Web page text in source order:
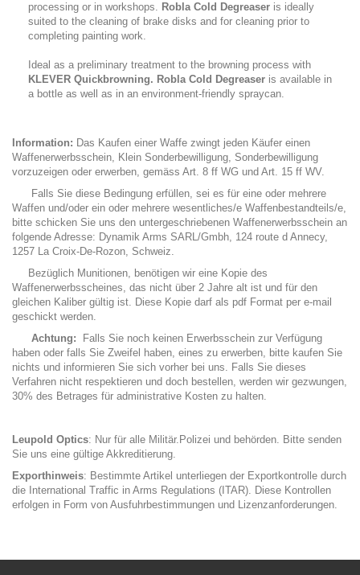
processing or in workshops. Robla Cold Degreaser is ideally
suited to the cleaning of brake disks and for cleaning prior to
completing painting work.
Ideal as a preliminary treatment to the browning process with
KLEVER Quickbrowning. Robla Cold Degreaser is available in
a bottle as well as in an environment-friendly spraycan.
Information: Das Kaufen einer Waffe zwingt jeden Käufer einen
Waffenerwerbsschein, Klein Sonderbewilligung, Sonderbewilligung
vorzuzeigen oder erwerben, gemäss Art. 8 ff WG und Art. 15 ff WV.
Falls Sie diese Bedingung erfüllen, sei es für eine oder mehrere
Waffen und/oder ein oder mehrere wesentliches/e Waffenbestandteils/e,
bitte schicken Sie uns den untergeschriebenen Waffenerwerbsschein an
folgende Adresse: Dynamik Arms SARL/Gmbh, 124 route d Annecy,
1257 La Croix-De-Rozon, Schweiz.
Bezüglich Munitionen, benötigen wir eine Kopie des
Waffenerwerbsscheines, das nicht über 2 Jahre alt ist und für den
gleichen Kaliber gültig ist. Diese Kopie darf als pdf Format per e-mail
geschickt werden.
Achtung: Falls Sie noch keinen Erwerbsschein zur Verfügung
haben oder falls Sie Zweifel haben, eines zu erwerben, bitte kaufen Sie
nichts und informieren Sie sich vorher bei uns. Falls Sie dieses
Verfahren nicht respektieren und doch bestellen, werden wir gezwungen,
30% des Betrages für administrative Kosten zu halten.
Leupold Optics: Nur für alle Militär.Polizei und behörden. Bitte senden
Sie uns eine gültige Akkreditierung.
Exporthinweis: Bestimmte Artikel unterliegen der Exportkontrolle durch
die International Traffic in Arms Regulations (ITAR). Diese Kontrollen
erfolgen in Form von Ausfuhrbestimmungen und Lizenzanforderungen.